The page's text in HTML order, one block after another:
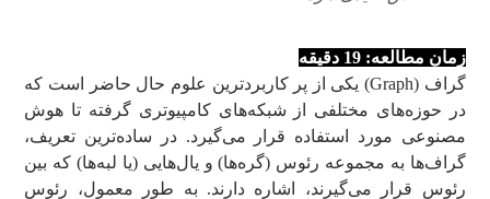
زمان مطالعه: 19
دقیقه
گراف (Graph) یکی از پر کاربردترین علوم حال حاضر است که
در حوزه‌های مختلفی از شبکه‌های کامپیوتری گرفته تا هوش
مصنوعی مورد استفاده قرار می‌گیرد. در ساده‌ترین تعریف،
گراف‌ها به مجموعه رئوس (گره‌ها) و یال‌هایی (یا لبه‌ها) که بین
رئوس قرار می‌گیرند، اشاره دارند. به طور معمول، رئوس